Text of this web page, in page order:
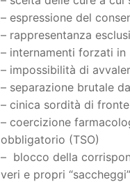
– espressione del
– rappresentanza
– internamenti forzati
– impossibilità di
– separazione brutale
– cinica sordità di
– coercizione
obbligatorio (TSO)
– blocco della
veri e propri